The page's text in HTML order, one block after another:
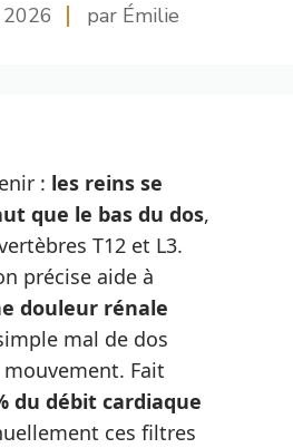
par Émilie
: les reins se
que le bas du dos,
T12 et L3.
précise aide à
douleur rénale
mal de dos
Fait
du débit cardiaque
ces filtres